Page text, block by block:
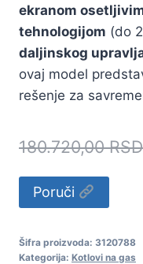
ekranom
tehnologijom (do
daljinskog
ovaj model
rešenje za
180.720,00RSD
Poruči
Šifra proizvoda: 3120788
Kategorija: Kotlovi na gas